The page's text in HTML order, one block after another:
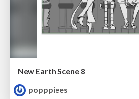
New Earth Scene 8
popppiees